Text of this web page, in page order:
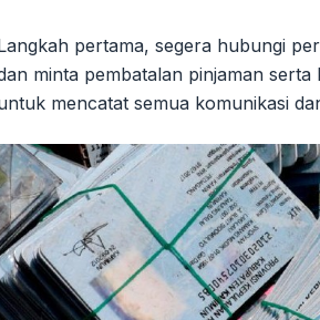
pertama, segera hubungi
minta pembatalan pinjaman
mencatat semua komunikasi